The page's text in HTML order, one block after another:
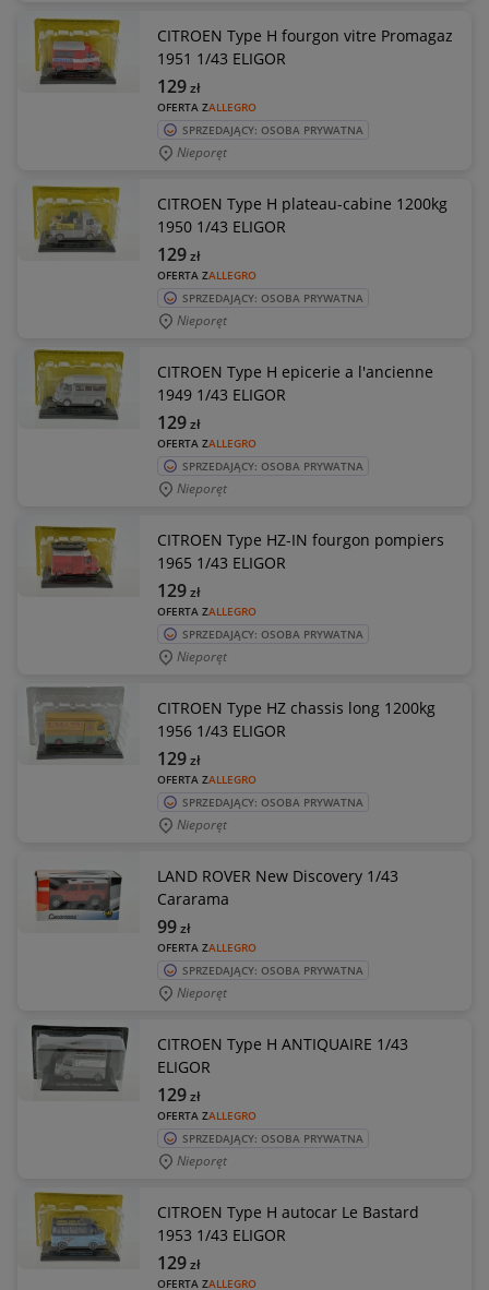
CITROEN Type H fourgon vitre Promagaz
1951 1/43 ELIGOR
OFERTA ZALLEGRO
129zł
SPRZEDAJĄCY: OSOBA PRYWATNA
Nieporęt
CITROEN Type H plateau-cabine 1200kg
1950 1/43 ELIGOR
OFERTA ZALLEGRO
129zł
SPRZEDAJĄCY: OSOBA PRYWATNA
Nieporęt
CITROEN Type H epicerie a l'ancienne
1949 1/43 ELIGOR
OFERTA ZALLEGRO
129zł
SPRZEDAJĄCY: OSOBA PRYWATNA
Nieporęt
CITROEN Type HZ-IN fourgon pompiers
1965 1/43 ELIGOR
OFERTA ZALLEGRO
129zł
SPRZEDAJĄCY: OSOBA PRYWATNA
Nieporęt
CITROEN Type HZ chassis long 1200kg
1956 1/43 ELIGOR
OFERTA ZALLEGRO
129zł
SPRZEDAJĄCY: OSOBA PRYWATNA
Nieporęt
LAND ROVER New Discovery 1/43
Cararama
OFERTA ZALLEGRO
99zł
SPRZEDAJĄCY: OSOBA PRYWATNA
Nieporęt
CITROEN Type H ANTIQUAIRE 1/43
ELIGOR
OFERTA ZALLEGRO
129zł
SPRZEDAJĄCY: OSOBA PRYWATNA
Nieporęt
CITROEN Type H autocar Le Bastard
1953 1/43 ELIGOR
OFERTA ZALLEGRO
129zł